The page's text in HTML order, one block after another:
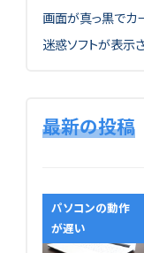
画面が真っ黒でカ
迷惑ソフトが表示
最新の投稿
パソコンの動作
が遅い